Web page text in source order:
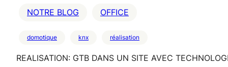
NOTRE BLOG OFFICE
domotique knx réalisation
REALISATION: GTB DANS UN SITE AVEC